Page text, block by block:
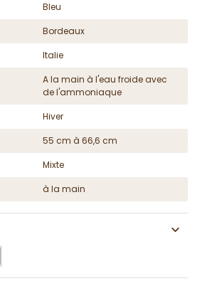
Bleu
Bordeaux
Italie
A la main à l'eau froide avec
de l'ammoniaque
Hiver
55 cm à 66,6 cm
Mixte
à la main